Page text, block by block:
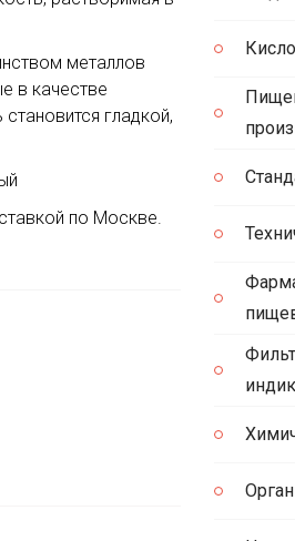
металлов
в качестве
гладкой,
по Москве.